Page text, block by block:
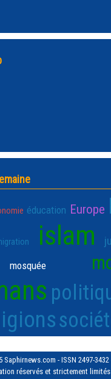
éducation Europe
islam
mosquée
- ISSN 2497-
réservés et strictement limités